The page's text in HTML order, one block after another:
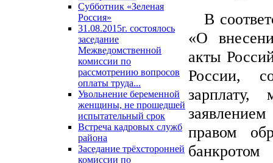
Субботник «Зеленая
Россия»
31.08.2015г. состоялось
заседание
Межведомственной
комиссии по
рассмотрению вопросов
оплаты труда...
Увольнение беременной
женщины, не прошедшей
испытательный срок
Встреча кадровых служб
района
Заседание трёхсторонней
комиссии по
В
«О
акты
России,
правом